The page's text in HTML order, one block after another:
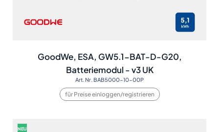
GoodWe, ESA, GW5.1-BAT-D-G20,
Batteriemodul - v3 UK
Art. Nr. BAB5000-10-00P
für Preise einloggen/registrieren
NEU